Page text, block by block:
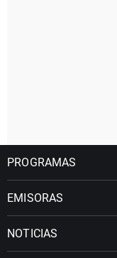
PROGRAMAS
EMISORAS
NOTICIAS